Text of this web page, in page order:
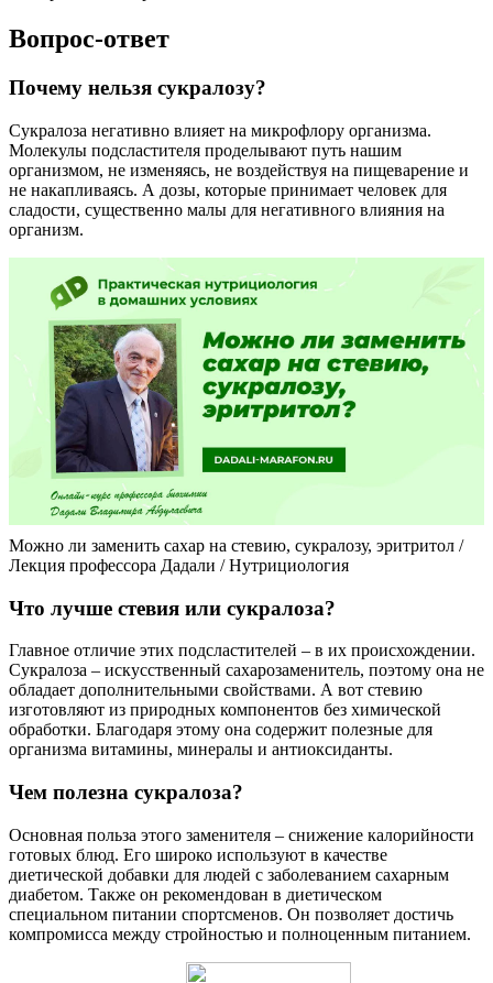
Вопрос-ответ
Почему нельзя сукралозу?
Сукралоза негативно влияет на микрофлору организма.
Молекулы подсластителя проделывают путь нашим
организмом, не изменяясь, не воздействуя на пищеварение и
не накапливаясь. А дозы, которые принимает человек для
сладости, существенно малы для негативного влияния на
организм.
Можно ли заменить сахар на стевию, сукралозу, эритритол /
Лекция профессора Дадали / Нутрициология
Что лучше стевия или сукралоза?
Главное отличие этих подсластителей – в их происхождении.
Сукралоза – искусственный сахарозаменитель, поэтому она не
обладает дополнительными свойствами. А вот стевию
изготовляют из природных компонентов без химической
обработки. Благодаря этому она содержит полезные для
организма витамины, минералы и антиоксиданты.
Чем полезна сукралоза?
Основная польза этого заменителя – снижение калорийности
готовых блюд. Его широко используют в качестве
диетической добавки для людей с заболеванием сахарным
диабетом. Также он рекомендован в диетическом
специальном питании спортсменов. Он позволяет достичь
компромисса между стройностью и полноценным питанием.